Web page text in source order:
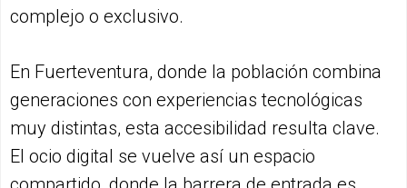
complejo o exclusivo.
En Fuerteventura, donde la población combina
generaciones con experiencias tecnológicas
muy distintas, esta accesibilidad resulta clave.
El ocio digital se vuelve así un espacio